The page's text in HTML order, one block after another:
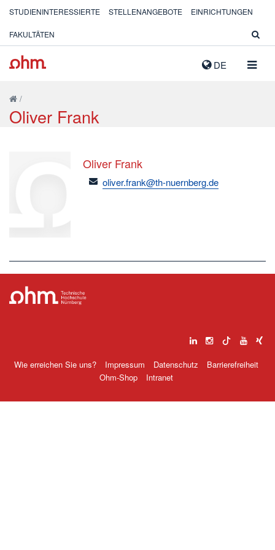
DE
STUDIENINTERESSIERTE STELLENANGEBOTE EINRICHTUNGEN
FAKULTÄTEN
/
Oliver Frank
Oliver Frank
email
oliver.frank@th-nuernberg.de
Wie erreichen Sie uns? Impressum Datenschutz
Barrierefreiheit
Ohm-Shop
Intranet